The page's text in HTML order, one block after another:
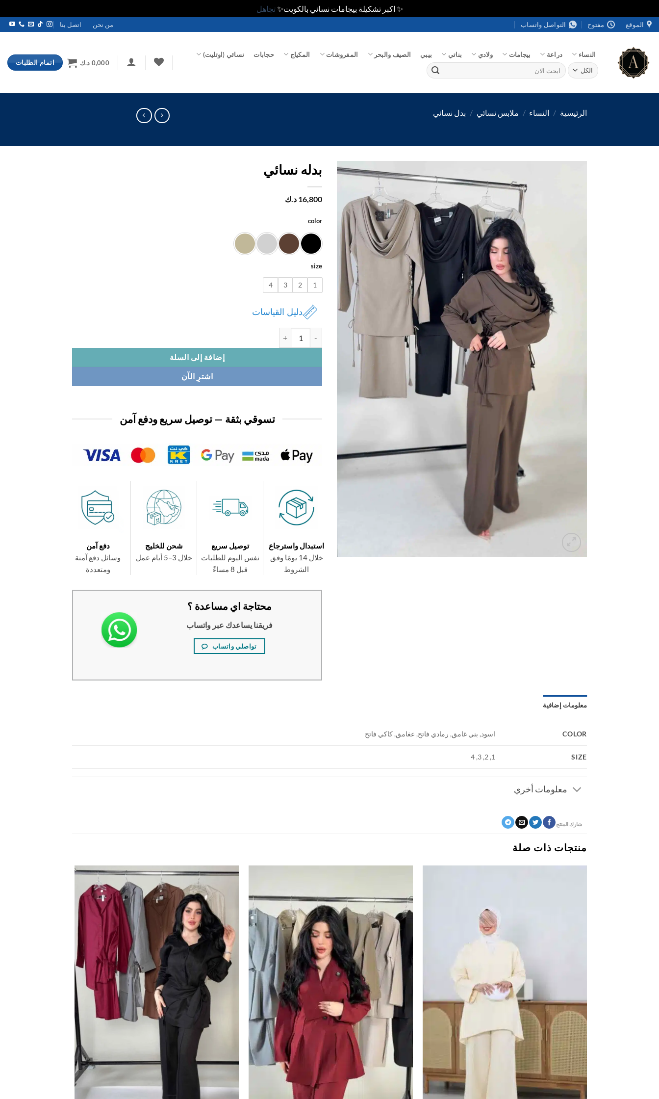
✨ اكبر تشكيلة بيجامات نسائي بالكويت✨تجاهل
تخطي
للمحتوى
الموقع مفتوح التواصل واتساب من نحن اتصل بنا
النساء دراعة بيجامات ولادي بناتي بيبي الصيف والبحر المفروشات المكياج حجابات نسائي (اوتليت)
البحث
عن:
0,000 د.ك اتمام الطلبات
الرئيسية / النساء / ملابس نسائي / بدل نسائي
الي
المفضلة
بدله نسائي
16,800 د.ك
color
size
1
2
3
4
دليل القياسات
إضافة إلى السلة
اشترِ الآن
تسوقي بثقة — توصيل سريع ودفع آمن
استبدال واسترجاع
خلال 14 يومًا وفق
الشروط
توصيل سريع
نفس اليوم للطلبات
قبل 8 مساءً
شحن للخليج
خلال 3–5 أيام عمل
دفع آمن
وسائل دفع آمنة
ومتعددة
محتاجة اي مساعدة ؟
فريقنا يساعدك عبر واتساب
تواصلي واتساب
معلومات إضافية
COLOR اسود, بني غامق, رمادي فاتح, عغامق, كاكي فاتح
SIZE
1, 2, 3, 4
معلومات أخري
شارك المنتج
منتجات ذات صلة
اضف
الي
المفضلة
اضف
الي
المفضلة